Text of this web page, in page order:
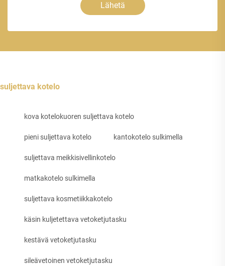
Lähetä
suljettava kotelo
kova kotelokuoren suljettava kotelo
pieni suljettava kotelo kantokotelo sulkimella
suljettava meikkisivellinkotelo
matkakotelo sulkimella
suljettava kosmetiikkakotelo
käsin kuljetettava vetoketjutasku
kestävä vetoketjutasku
sileävetoinen vetoketjutasku